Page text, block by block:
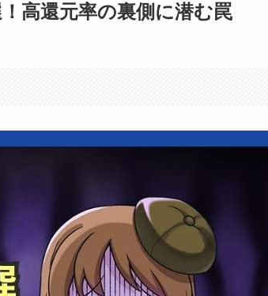
高還元率の裏側に潜む罠